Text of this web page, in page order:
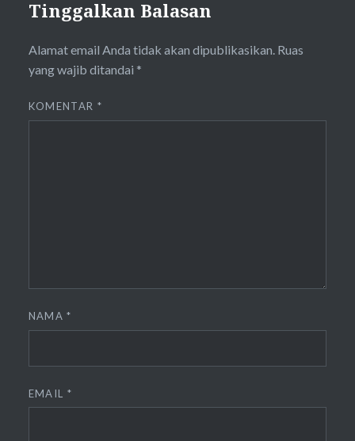
Tinggalkan Balasan
Alamat email Anda tidak akan dipublikasikan. Ruas
yang wajib ditandai *
KOMENTAR *
NAMA*
EMAIL *